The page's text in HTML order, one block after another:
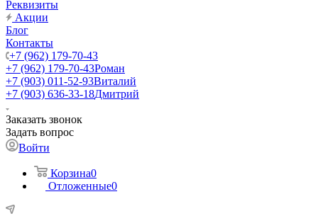
Реквизиты
Акции
Блог
Контакты
+7 (962) 179-70-43
+7 (962) 179-70-43Роман
+7 (903) 011-52-93Виталий
+7 (903) 636-33-18Дмитрий
Заказать звонок
Задать вопрос
Войти
Корзина0
Отложенные0